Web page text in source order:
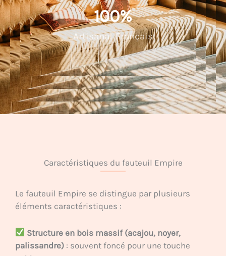
Artisanat Français
100%
Caractéristiques du fauteuil Empire
Le fauteuil Empire se distingue par plusieurs
éléments caractéristiques :
Structure en bois massif (acajou, noyer,
palissandre) : souvent foncé pour une touche